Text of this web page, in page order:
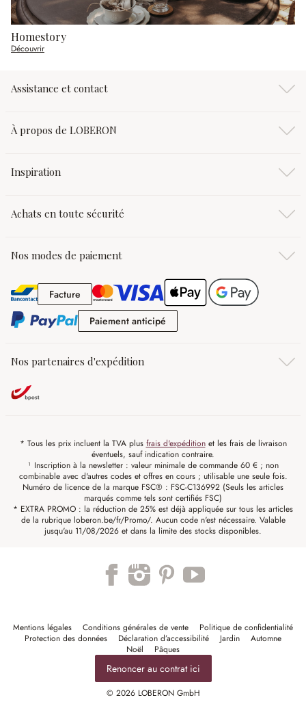
Homestory
Découvrir
Assistance et contact
À propos de LOBERON
Inspiration
Achats en toute sécurité
Nos modes de paiement
FactureFacture
Paiement anticipé
Nos partenaires d'expédition
* Tous les prix incluent la TVA plus frais d'expéditionet les frais de livraison
éventuels, sauf indication contraire.
¹ Inscription à la newsletter : valeur minimale de commande 60 € ; non
combinable avec d'autres codes et offres en cours ; utilisable une seule fois.
Numéro de licence de la marque FSC® : FSC-C136992 (Seuls les articles
marqués comme tels sont certifiés FSC)
* EXTRA PROMO : la réduction de 25% est déjà appliquée sur tous les articles
de la rubrique loberon.be/fr/Promo/. Aucun code n'est nécessaire. Valable
jusqu'au 11/08/2026 et dans la limite des stocks disponibles.
Mentions légales Conditions générales de vente
Politique de confidentialité
Protection des données
Déclaration d’accessibilité Jardin
Automne
Noël
Pâques
Renoncer au contrat ici
© 2026 LOBERON GmbH